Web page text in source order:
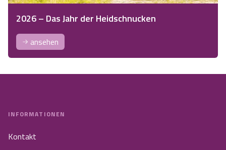
2026 – Das Jahr der Heidschnucken
ansehen
INFORMATIONEN
Kontakt